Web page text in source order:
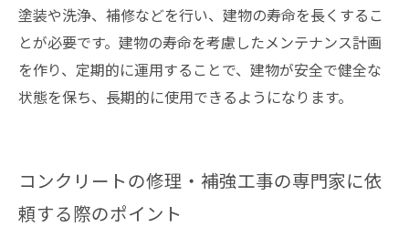
塗装や洗浄、補修などを行い、建物の寿命を長くするこ
とが必要です。建物の寿命を考慮したメンテナンス計画
を作り、定期的に運用することで、建物が安全で健全な
状態を保ち、長期的に使用できるようになります。
コンクリートの修理・補強工事の専門家に依
頼する際のポイント